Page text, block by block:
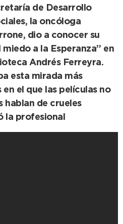
de Desarrollo
la oncóloga
dio a conocer su
a la Esperanza” en
Andrés Ferreyra.
esta mirada más
el que las películas no
hablan de crueles
la profesional